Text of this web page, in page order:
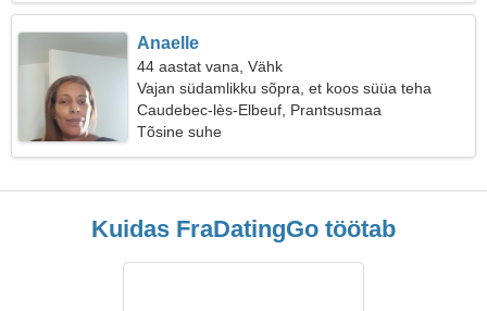
Anaelle
44 aastat vana, Vähk
Vajan südamlikku sõpra, et koos süüa teha
Caudebec-lès-Elbeuf, Prantsusmaa
Tõsine suhe
Kuidas FraDatingGo töötab